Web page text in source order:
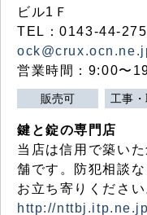
ビル1Ｆ
TEL：0143-44-
営業時間：9:00〜
販売可 工事
鍵と錠の専門店
当店は信用で築い
舗です。防犯相談
お立ち寄りください
http://